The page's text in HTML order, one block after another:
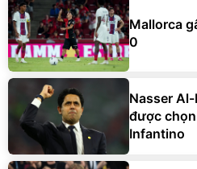
Mallorca
0
Nasser
được
Infantino